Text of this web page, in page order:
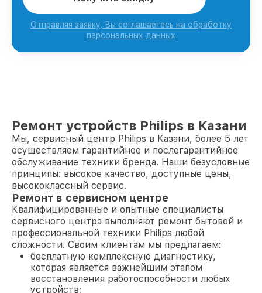
Отправляя заявку, Вы соглашаетесь на обработку
персональных данных
Ремонт устройств Philips в Казани
Мы, сервисный центр Philips в Казани, более 5 лет
осуществляем гарантийное и послегарантийное
обслуживание техники бренда. Наши безусловные
принципы: высокое качество, доступные цены,
высококлассный сервис.
Ремонт в сервисном центре
Квалифицированные и опытные специалисты
сервисного центра выполняют ремонт бытовой и
профессиональной техники Philips любой
сложности. Своим клиентам мы предлагаем:
бесплатную комплексную диагностику,
которая является важнейшим этапом
восстановления работоспособности любых
устройств;